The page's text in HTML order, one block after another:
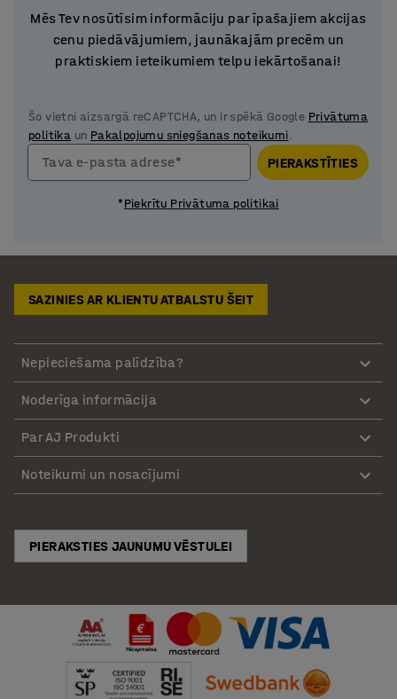
Mēs Tev nosūtīsim informāciju par īpašajiem akcijas
cenu piedāvājumiem, jaunākajām precēm un
praktiskiem ieteikumiem telpu iekārtošanai!
Šo vietni aizsargā reCAPTCHA, un ir spēkā Google Privātuma
politika un Pakalpojumu sniegšanas noteikumi.
Tava e-pasta adrese* PIERAKSTĪTIES
*Piekrītu Privātuma politikai
SAZINIES AR KLIENTU ATBALSTU ŠEIT
Nepieciešama palīdzība?
Noderīga informācija
Par AJ Produkti
Noteikumi un nosacījumi
PIERAKSTIES JAUNUMU VĒSTULEI